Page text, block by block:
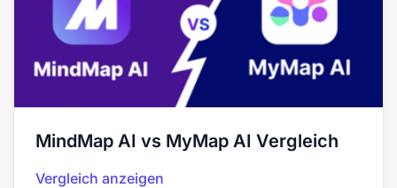
MindMap AI vs MyMap AI Vergleich
Vergleich anzeigen